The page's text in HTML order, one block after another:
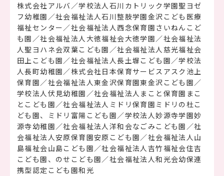
株式会社アルバ／学校法人石川カトリック学園聖ヨゼ
フ幼稚園／社会福祉法人石川整肢学園金沢こども医療
福祉センター／社会福祉法人西念保育園さいねんこど
も園／社会福祉法人大徳福祉会大徳学園／社会福祉法
人聖ヨハネ会双葉こども園／社会福祉法人慈光福祉会
田上こども園／社会福祉法人長土塀こども園／学校法
人長町幼稚園／株式会社日本保育サービスアスク池上
保育園／社会福祉法人東金沢保育園東金沢こども園／
学校法人伏見幼稚園／社会福祉法人まこと保育園まこ
とこども園／社会福祉法人ミドリ保育園ミドリの杜こ
ども園、ミドリ富陽こども園／学校法人妙源寺学園妙
源寺幼稚園／社会福祉法人洋和会なごみこども園／社
会福祉法人安原保育園安原こども園／社会福祉法人山
島福祉会山島こども園／社会福祉法人吉竹福祉会住吉
こども園、のせこども園／社会福祉法人和光会幼保連
携型認定こども園和光